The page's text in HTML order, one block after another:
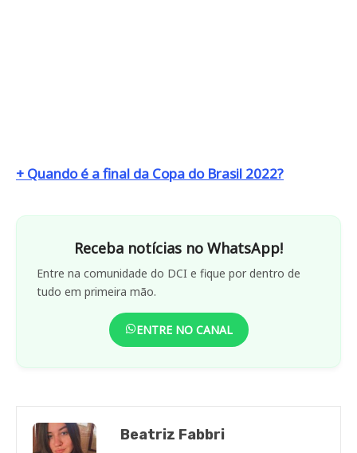
+ Quando é a final da Copa do Brasil 2022?
Receba notícias no WhatsApp!
Entre na comunidade do DCI e fique por dentro de
tudo em primeira mão.
ENTRE NO CANAL
Beatriz Fabbri